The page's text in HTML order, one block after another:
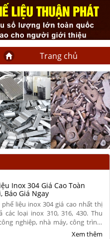
Trang chủ
Inox 304 Giá Cao Toàn
Báo Giá Ngay
liệu inox 304 giá cao nhất thị
loại inox 310, 316, 430. Thu
nghiệp, nhà máy, công trình.
uy tín, thanh toán nhanh. Hoa
Xem thêm